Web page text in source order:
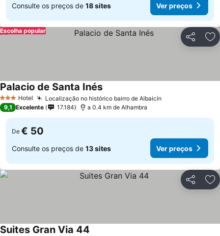
Consulte os preços de 18 sites Ver preços
Partilhar
Escolha popular
3 EstrelasHotel Localização no histórico bairro de Albaicín
Palacio de Santa Inés
9,1 Excelente 17.184 a 0.4 km de Alhambra
De € 50
Consulte os preços de 13 sites Ver preços
Partilhar
Suites Gran Via 44